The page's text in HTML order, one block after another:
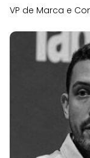
VP de Marca e